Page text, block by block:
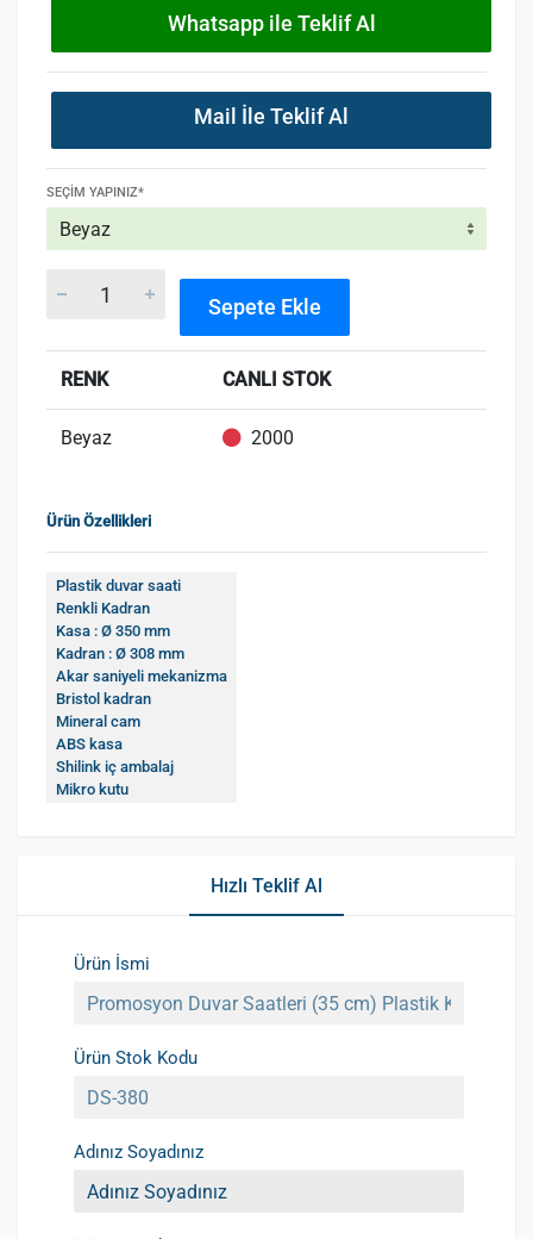
Whatsapp ile Teklif Al
Mail İle Teklif Al
SEÇIM YAPINIZ*
Sepete Ekle
RENK CANLI STOK
Beyaz 2000
Ürün Özellikleri
Plastik duvar saati
Renkli Kadran
Kasa : Ø 350 mm
Kadran : Ø 308 mm
Akar saniyeli mekanizma
Bristol kadran
Mineral cam
ABS kasa
Shilink iç ambalaj
Mikro kutu
Hızlı Teklif Al
Ürün İsmi
Ürün Stok Kodu
Adınız Soyadınız